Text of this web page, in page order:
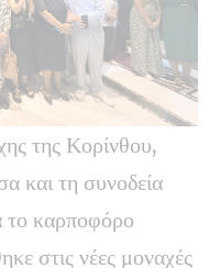
της Κορίνθου,
και τη συνοδεία
το καρποφόρο
στις νέες μοναχές